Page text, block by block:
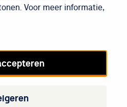
Voor meer informatie,